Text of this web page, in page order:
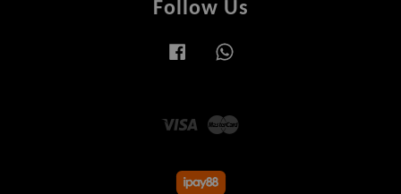
Follow Us
Facebook
Visa